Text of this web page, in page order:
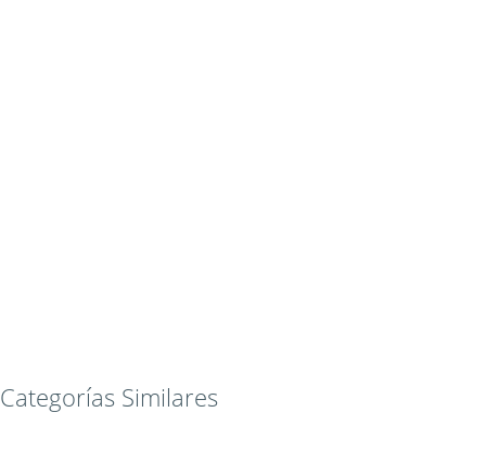
Categorías Similares